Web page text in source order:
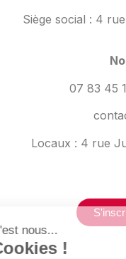
Siège social : 4
07 83 45
Locaux : 4 rue
c'est nous...
Cookies !